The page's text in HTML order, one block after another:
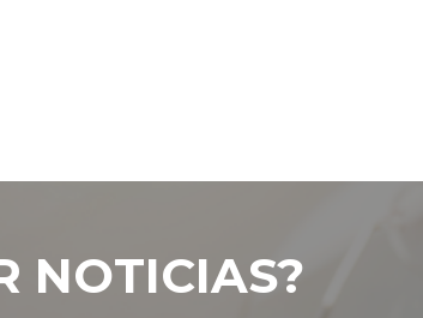
NOTICIAS?